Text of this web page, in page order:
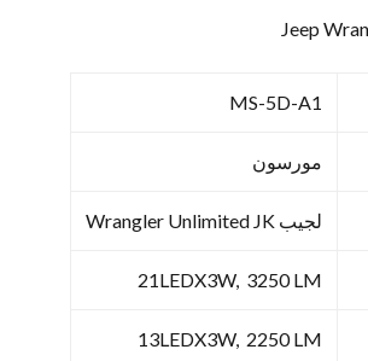
MS-5D-A1
مورسون
لجيب Wrangler Unlimited JK
21LEDX3W, 3250 LM
13LEDX3W, 2250 LM